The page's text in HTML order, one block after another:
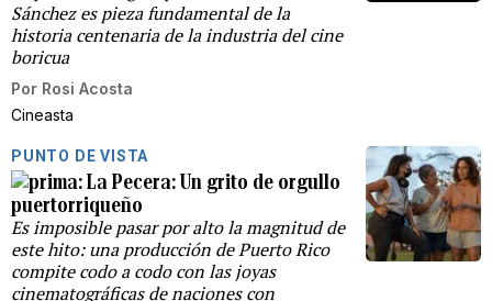
Sánchez es pieza fundamental de la
historia centenaria de la industria del cine
boricua
Por Rosi Acosta
Cineasta
PUNTO DE VISTA
La Pecera: Un grito de orgullo
puertorriqueño
Es imposible pasar por alto la magnitud de
este hito: una producción de Puerto Rico
compite codo a codo con las joyas
cinematográficas de naciones con